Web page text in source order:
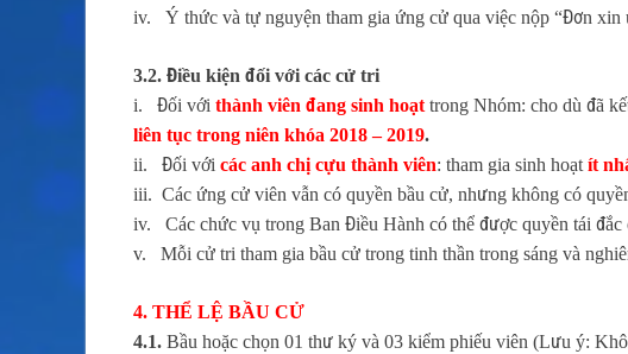
iv. Ý thức và tự nguyện tham gia ứng cử qua việc nộp “Đơn xin
3.2. Điều kiện đối với các cử tri
i. Đối với thành viên đang sinh hoạt trong Nhóm: cho dù đã
liên tục trong niên khóa 2018 – 2019.
ii. Đối với các anh chị cựu thành viên: tham gia sinh hoạt ít
iii. Các ứng cử viên vẫn có quyền bầu cử, nhưng không có
iv. Các chức vụ trong Ban Điều Hành có thể được quyền tái đắc
v. Mỗi cử tri tham gia bầu cử trong tinh thần trong sáng và
4. THỂ LỆ BẦU CỬ
4.1. Bầu hoặc chọn 01 thư ký và 03 kiểm phiếu viên (Lưu ý: